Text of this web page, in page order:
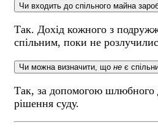
Чи входить до спільного майна
Так. Дохід кожного з
спільним, поки не
Чи можна визначити, що не є
Так, за допомогою шлюбного
рішення суду.